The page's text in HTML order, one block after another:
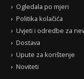
Ogledala po mjeri
Politika kolačića
Uvjeti i odredbe za
Dostava
Upute za korištenje
Noviteti